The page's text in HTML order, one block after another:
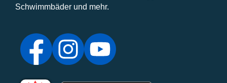
Schwimmbäder und mehr.